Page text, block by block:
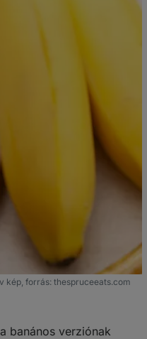
kép, forrás: thespruceeats.com
banános verziónak